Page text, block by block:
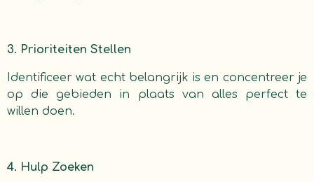
3. Prioriteiten Stellen
Identificeer wat echt belangrijk is en concentreer je
op die gebieden in plaats van alles perfect te
willen doen.
4. Hulp Zoeken